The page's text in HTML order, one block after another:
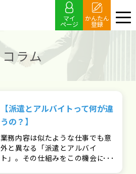
マイ
ページ
かんたん
登録
コラム
【派遣とアルバイトって何が違
うの？】
業務内容は似たような仕事でも意
外と異なる「派遣とアルバイ
ト」。その仕組みをこの機会にお